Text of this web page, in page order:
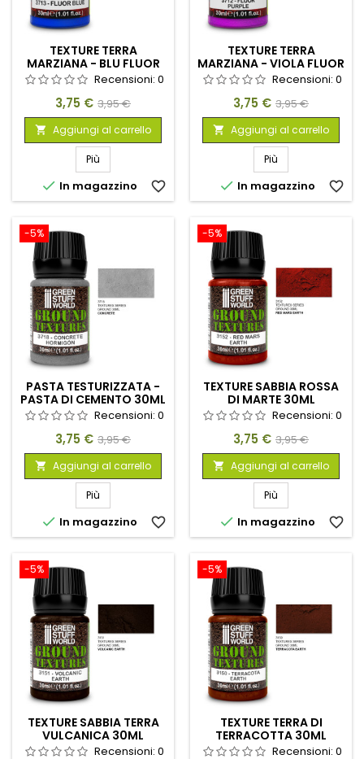
TEXTURE TERRA
MARZIANA - BLU FLUOR
30MLRecensioni: 0
Prezzo
3,75 € Prezzo
base
3,95 €
 Aggiungi al carrello
Più
 In magazzino favorite_border
TEXTURE TERRA
MARZIANA - VIOLA FLUOR
30MLRecensioni: 0
Prezzo
3,75 € Prezzo
base
3,95 €
 Aggiungi al carrello
Più
 In magazzino favorite_border
-5%
PASTA TESTURIZZATA -
PASTA DI CEMENTO 30ML
Recensioni: 0
Prezzo
3,75 € Prezzo
base
3,95 €
 Aggiungi al carrello
Più
 In magazzino favorite_border
-5%
TEXTURE SABBIA ROSSA
DI MARTE 30ML
Recensioni: 0
Prezzo
3,75 € Prezzo
base
3,95 €
 Aggiungi al carrello
Più
 In magazzino favorite_border
-5%
TEXTURE SABBIA TERRA
VULCANICA 30ML
Recensioni: 0
-5%
TEXTURE TERRA DI
TERRACOTTA 30ML
Recensioni: 0